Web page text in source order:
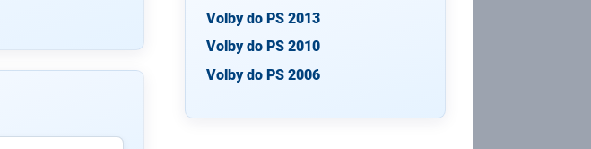
Volby do PS 2013
Volby do PS 2010
Volby do PS 2006